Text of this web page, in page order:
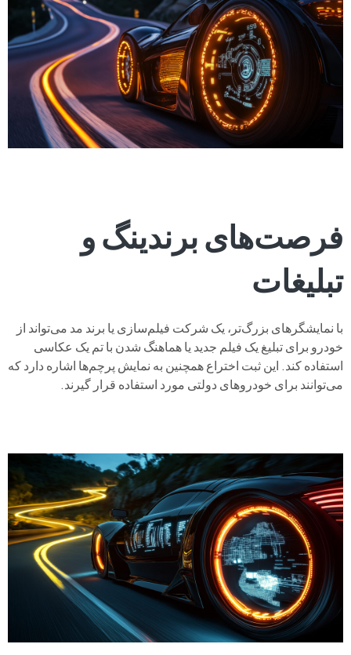
فرصت‌های برندینگ و
تبلیغات
با نمایشگرهای بزرگ‌تر، یک شرکت فیلم‌سازی یا برند مد می‌تواند از
خودرو برای تبلیغ یک فیلم جدید یا هماهنگ شدن با تم یک عکاسی
استفاده کند. این ثبت اختراع همچنین به نمایش پرچم‌ها اشاره دارد که
می‌توانند برای خودروهای دولتی مورد استفاده قرار گیرند.